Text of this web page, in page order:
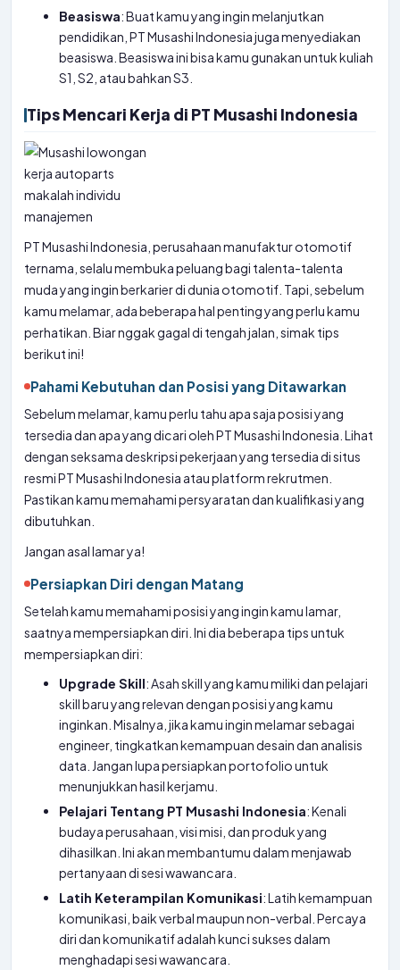
Beasiswa: Buat kamu yang ingin melanjutkan
pendidikan, PT Musashi Indonesia juga menyediakan
beasiswa. Beasiswa ini bisa kamu gunakan untuk kuliah
S1, S2, atau bahkan S3.
Tips Mencari Kerja di PT Musashi Indonesia
PT Musashi Indonesia, perusahaan manufaktur otomotif
ternama, selalu membuka peluang bagi talenta-talenta
muda yang ingin berkarier di dunia otomotif. Tapi, sebelum
kamu melamar, ada beberapa hal penting yang perlu kamu
perhatikan. Biar nggak gagal di tengah jalan, simak tips
berikut ini!
Pahami Kebutuhan dan Posisi yang Ditawarkan
Sebelum melamar, kamu perlu tahu apa saja posisi yang
tersedia dan apa yang dicari oleh PT Musashi Indonesia. Lihat
dengan seksama deskripsi pekerjaan yang tersedia di situs
resmi PT Musashi Indonesia atau platform rekrutmen.
Pastikan kamu memahami persyaratan dan kualifikasi yang
dibutuhkan.
Jangan asal lamar ya!
Persiapkan Diri dengan Matang
Setelah kamu memahami posisi yang ingin kamu lamar,
saatnya mempersiapkan diri. Ini dia beberapa tips untuk
mempersiapkan diri:
Upgrade Skill: Asah skill yang kamu miliki dan pelajari
skill baru yang relevan dengan posisi yang kamu
inginkan. Misalnya, jika kamu ingin melamar sebagai
engineer, tingkatkan kemampuan desain dan analisis
data. Jangan lupa persiapkan portofolio untuk
menunjukkan hasil kerjamu.
Pelajari Tentang PT Musashi Indonesia: Kenali
budaya perusahaan, visi misi, dan produk yang
dihasilkan. Ini akan membantumu dalam menjawab
pertanyaan di sesi wawancara.
Latih Keterampilan Komunikasi: Latih kemampuan
komunikasi, baik verbal maupun non-verbal. Percaya
diri dan komunikatif adalah kunci sukses dalam
menghadapi sesi wawancara.